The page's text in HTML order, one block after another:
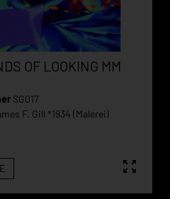
OF LOOKING MM
SG017
F. Gill *1934 (Malerei)